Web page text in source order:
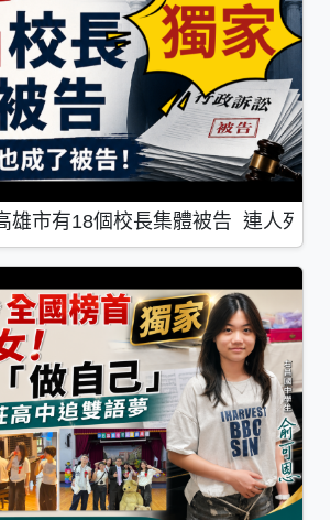
雄市有18個校長集體被告 連人死了